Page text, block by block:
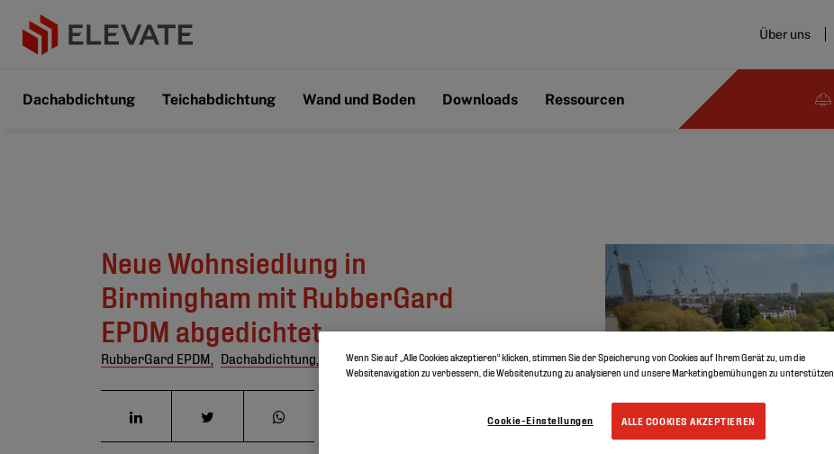
Über uns
Dachabdichtung Teichabdichtung Wand und Boden Downloads Ressourcen
Neue Wohnsiedlung in
Birmingham mit RubberGard
EPDM abgedichtet
RubberGard EPDM, Dachabdichtung, Vereinigtes Königreich
Wenn Sie auf „Alle Cookies akzeptieren“ klicken, stimmen Sie der Speicherung von Cookies auf Ihrem Gerät zu, um die
Websitenavigation zu verbessern, die Websitenutzung zu analysieren und unsere Marketingbemühungen zu unterstützen.
ALLE COOKIES AKZEPTIEREN
Cookie-Einstellungen